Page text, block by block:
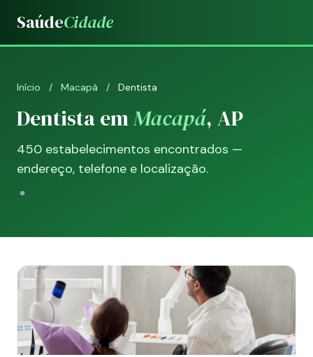
SaúdeCidade
Início / Macapá / Dentista
Dentista emMacapá, AP
450 estabelecimentos encontrados —
endereço, telefone e localização.